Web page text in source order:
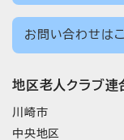
お問い合わせは
地区老人クラブ連
川崎市
中央地区